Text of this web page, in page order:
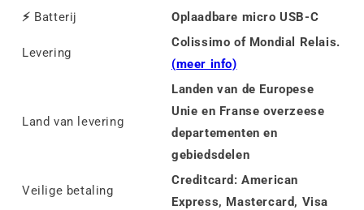
⚡ Batterij Oplaadbare micro USB-C
Levering
Colissimo of Mondial Relais.
(meer info)
Land van levering
Landen van de Europese
Unie en Franse overzeese
departementen en
gebiedsdelen
Veilige betaling
Creditcard: American
Express, Mastercard, Visa